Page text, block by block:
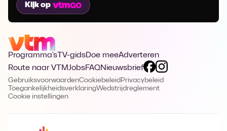
Kijk op
Programma's TV-gidsDoe meeAdverteren
Route naar VTMJobsFAQNieuwsbrief
GebruiksvoorwaardenCookiebeleid Privacybeleid
ToegankelijkheidsverklaringWedstrijdreglement
Cookie instellingen